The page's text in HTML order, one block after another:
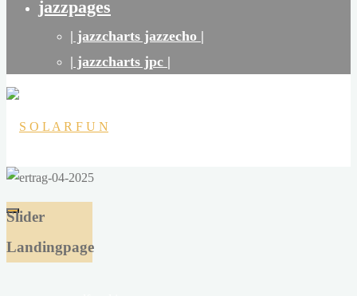
jazzpages
| jazzcharts jazzecho |
| jazzcharts jpc |
S
O
L
Slider
Landingpage